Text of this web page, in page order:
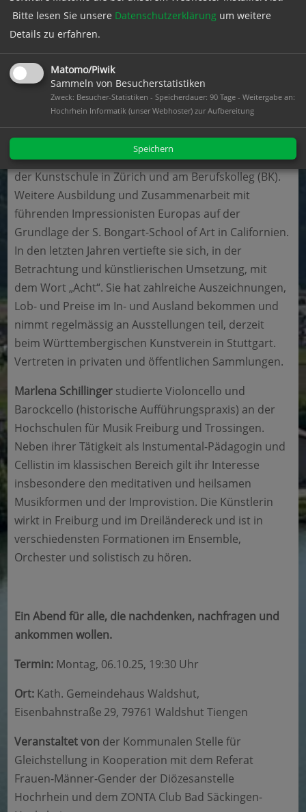
letzte Äbtissin (2022) und Sagenhafter Hotzenwald
(2020), eine Sammlung regionaler Sagen. Für ihr
literarisches Schaffen erhielt sie zahlreiche
Auszeichnungen, darunter den Landespreis Baden-
Württemberg (2024) und den Mundartpreis der Stadt
Ingrid Veitlebt und arbeitet als Malerin in Erzingen im
Klettgau. Sie absolvierte ein Studium der Malerei an
der Kunstschule in Zürich und am Berufskolleg (BK).
Weitere Ausbildung und Zusammenarbeit mit
führenden Impressionisten Europas auf der
Grundlage der S. Bongart-School of Art in Californien.
In den letzten Jahren vertiefte sie sich, in der
Betrachtung und künstlierischen Umsetzung, mit
dem Wort „Acht“. Sie hat zahlreiche Auszeichnungen,
Lob- und Preise im In- und Ausland bekommen und
nimmt regelmässig an Ausstellungen teil, derzeit
beim Württembergischen Kunstverein in Stuttgart.
Vertreten in privaten und öffentlichen Sammlungen.
Marlena Schillinger studierte Violoncello und
Barockcello (historische Aufführungspraxis) an der
Hochschulen für Musik Freiburg und Trossingen.
Neben ihrer Tätigkeit als Instumental-Pädagogin und
Cellistin im klassischen Bereich gilt ihr Interesse
insbesondere den meditativen und heilsamen
Musikformen und der Improvistion. Die Künstlerin
wirkt in Freiburg und im Dreiländereck und ist in
verschiedensten Formationen im Ensemble,
Orchester und solistisch zu hören.
Ein Abend für alle, die nachdenken, nachfragen und
ankommen wollen.
Termin: Montag, 06.10.25, 19:30 Uhr
Ort: Kath. Gemeindehaus Waldshut,
Eisenbahnstraße 29, 79761 Waldshut Tiengen
Veranstaltet von der Kommunalen Stelle für
Gleichstellung in Kooperation mit dem Referat
Frauen-Männer-Gender der Diözesanstelle
Hochrhein und dem ZONTA Club Bad Säckingen-
Bitte lesen Sie unsere Datenschutzerklärung um weitere
Details zu erfahren.
Matomo/Piwik
Sammeln von Besucherstatistiken
Zweck: Besucher-Statistiken - Speicherdauer: 90 Tage - Weitergabe an:
Hochrhein Informatik (unser Webhoster) zur Aufbereitung
Speichern